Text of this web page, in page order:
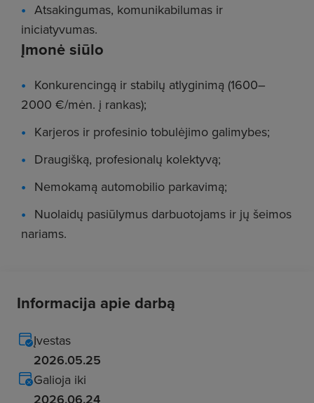
Atsakingumas, komunikabilumas ir
iniciatyvumas.
Įmonė siūlo
Konkurencingą ir stabilų atlyginimą (1600–
2000 €/mėn. į rankas);
Karjeros ir profesinio tobulėjimo galimybes;
Draugišką, profesionalų kolektyvą;
Nemokamą automobilio parkavimą;
Nuolaidų pasiūlymus darbuotojams ir jų šeimos
nariams.
Informacija apie darbą
Įvestas
2026.05.25
Galioja iki
2026.06.24